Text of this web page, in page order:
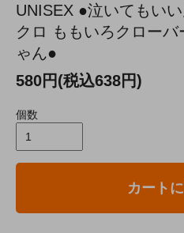
UNISEX ●泣いてもい
クロ ももいろクロー
ゃん●
580円(税込638円)
個数
カート